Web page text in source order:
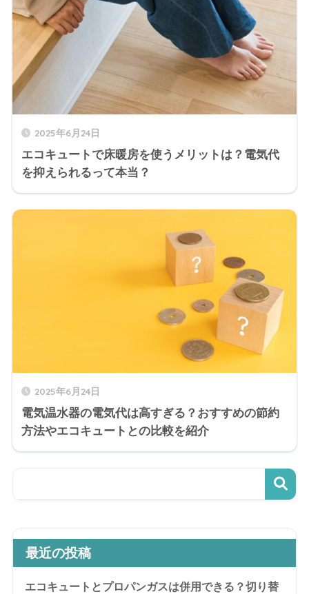
2025年6月24日
エコキュートで床暖房を使うメリットは？電気代
を抑えられるって本当？
2025年6月24日
電気温水器の電気代は高すぎる？おすすめの節約
方法やエコキュートとの比較を紹介
最近の投稿
エコキュートとプロパンガスは併用できる？切り替